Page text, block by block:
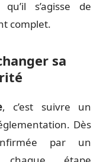
s’agisse de
complet.
sa
, c’est suivre un
Dès
par un